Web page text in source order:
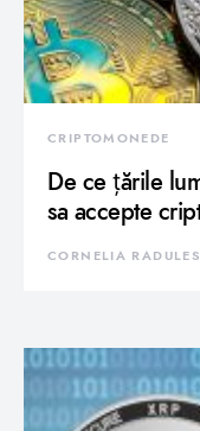
CRIPTOMONEDE
De ce țările
sa accepte
CORNELIA